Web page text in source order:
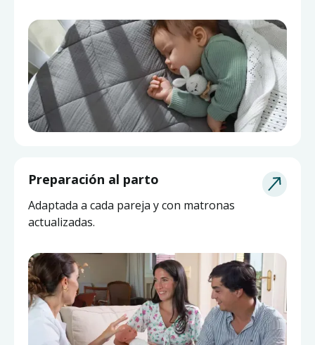
Asesoría de Lactancia
Pide ayuda a una matrona experta y actualizada
sin salir de casa.
Preparación al parto
Adaptada a cada pareja y con matronas
actualizadas.